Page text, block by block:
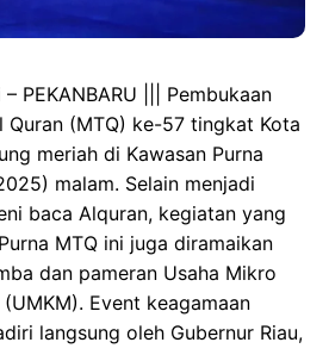
PEKANBARU ||| Pembukaan
Quran (MTQ) ke-57 tingkat Kota
meriah di Kawasan Purna
malam. Selain menjadi
baca Alquran, kegiatan yang
MTQ ini juga diramaikan
dan pameran Usaha Mikro
Event keagamaan
langsung oleh Gubernur Riau,